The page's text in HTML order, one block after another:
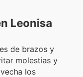
Leonisa
de brazos y
molestias y
los